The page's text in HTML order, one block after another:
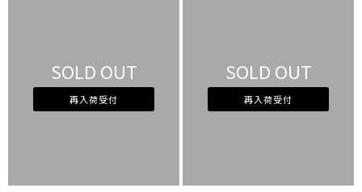
SOLD OUT
再入荷受付
SOLD OUT
再入荷受付